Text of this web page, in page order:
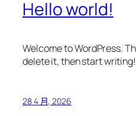
Hello world!
Welcome to WordPress.
delete it, then start writing!
28 4 月, 2026